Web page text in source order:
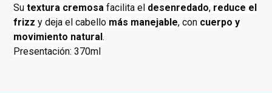
Sutextura cremosa facilita el desenredado, reduce el
frizz y deja el cabello más manejable, con cuerpo y
movimiento natural.​
Presentación: 370ml